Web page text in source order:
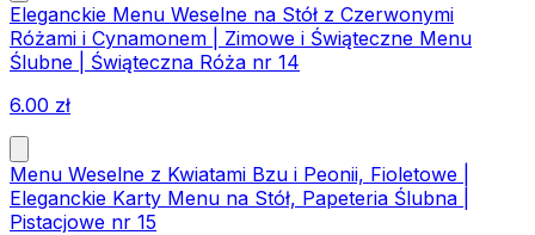
Eleganckie Menu Weselne na Stół z Czerwonymi
Różami i Cynamonem | Zimowe i Świąteczne Menu
Ślubne | Świąteczna Róża nr 14
6.00 zł
Menu Weselne z Kwiatami Bzu i Peonii, Fioletowe |
Eleganckie Karty Menu na Stół, Papeteria Ślubna |
Pistacjowe nr 15